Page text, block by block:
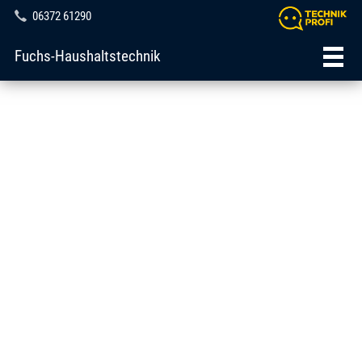
06372 61290
Fuchs-Haushaltstechnik